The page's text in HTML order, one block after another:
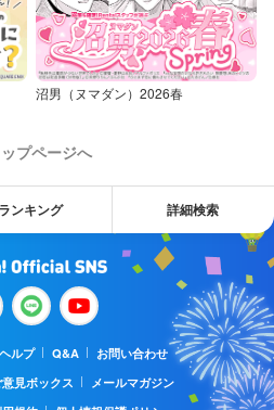
沼男（ヌマダン）2026春
ップページへ
ランキング 詳細検索
ヘルプ Q&A
お問い合わせ
意見ボックス
メールマガジン